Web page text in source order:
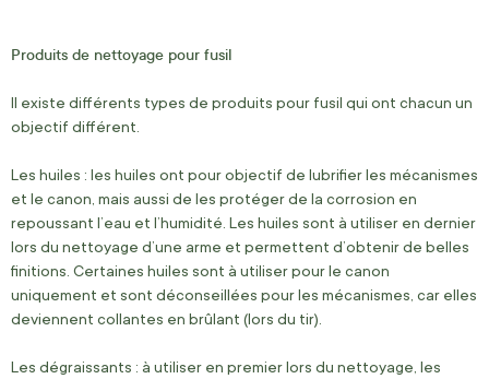
Produits de nettoyage pour fusil
Il existe différents types de produits pour fusil qui ont chacun un
objectif différent.
Les huiles : les huiles ont pour objectif de lubrifier les mécanismes
et le canon, mais aussi de les protéger de la corrosion en
repoussant l’eau et l’humidité. Les huiles sont à utiliser en dernier
lors du nettoyage d’une arme et permettent d’obtenir de belles
finitions. Certaines huiles sont à utiliser pour le canon
uniquement et sont déconseillées pour les mécanismes, car elles
deviennent collantes en brûlant (lors du tir).
Les dégraissants : à utiliser en premier lors du nettoyage, les